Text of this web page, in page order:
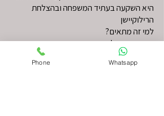
היא השקעה בעתיד המשפחה ובהצלחת
הרילוקיישן
למי זה מתאים?​​
אנשים הסובלים מחרדה חברתית, חרדה
מוכללת, דיכאון קל עד בינוני, התקפי פאניקה,
דחיינות, פוביות, ערך עצמי נמוך, משברי חיים,
Phone Whatsapp